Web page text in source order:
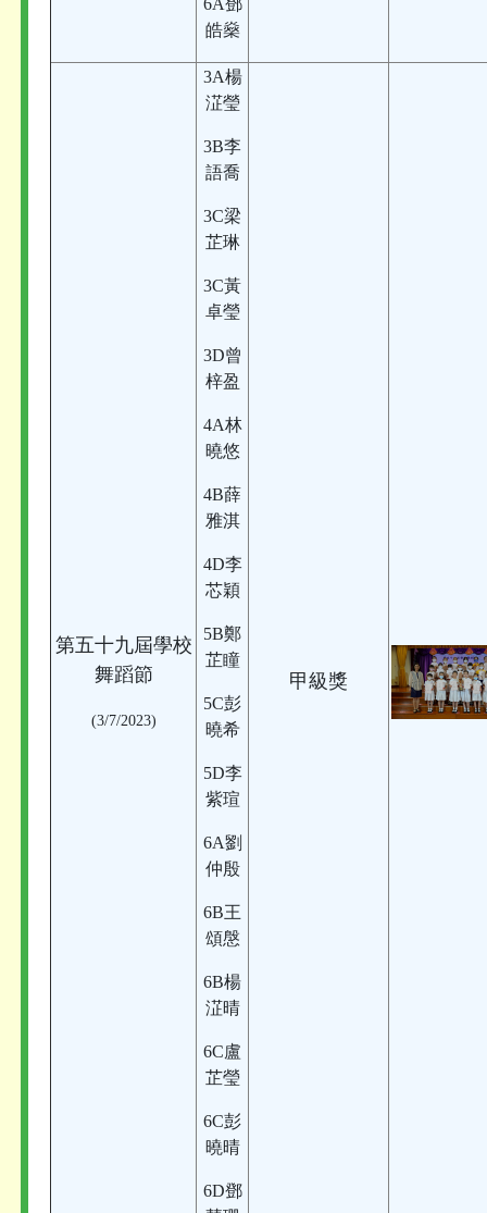
6A鄧
皓燊
第五十九屆學校
舞蹈節
(3/7/2023)
3A楊
淽瑩
3B李
語喬
3C梁
芷琳
3C黃
卓瑩
3D曾
梓盈
4A林
曉悠
4B薛
雅淇
4D李
芯穎
5B鄭
芷瞳
5C彭
曉希
5D李
紫瑄
6A劉
仲殷
6B王
頌慇
6B楊
淽晴
6C盧
芷瑩
6C彭
曉晴
6D鄧
甲級獎